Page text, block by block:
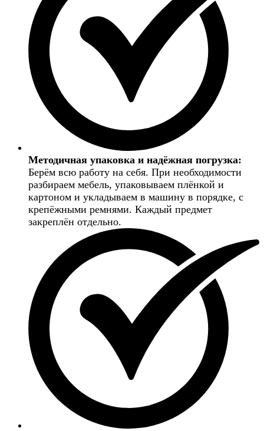
Методичная упаковка и надёжная погрузка:
Берём всю работу на себя. При необходимости
разбираем мебель, упаковываем плёнкой и
картоном и укладываем в машину в порядке, с
крепёжными ремнями. Каждый предмет
закреплён отдельно.